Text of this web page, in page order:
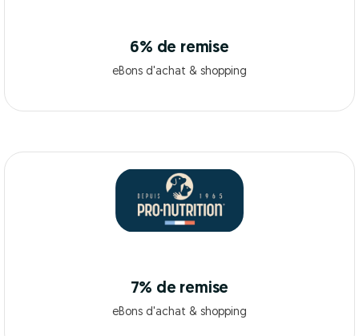
6% de remise
eBons d'achat & shopping
7% de remise
eBons d'achat & shopping